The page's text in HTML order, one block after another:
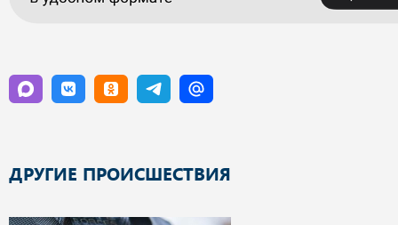
ДРУГИЕ ПРОИСШЕСТВИЯ